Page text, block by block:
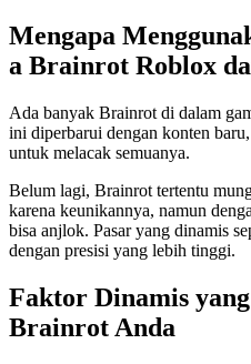
Mengapa
a Brainrot Roblox
Ada banyak Brainrot di dalam
ini diperbarui dengan konten
untuk melacak semuanya.
Belum lagi, Brainrot tertentu
karena keunikannya, namun
bisa anjlok. Pasar yang dinamis
dengan presisi yang lebih tinggi.
Faktor Dinamis
Brainrot Anda